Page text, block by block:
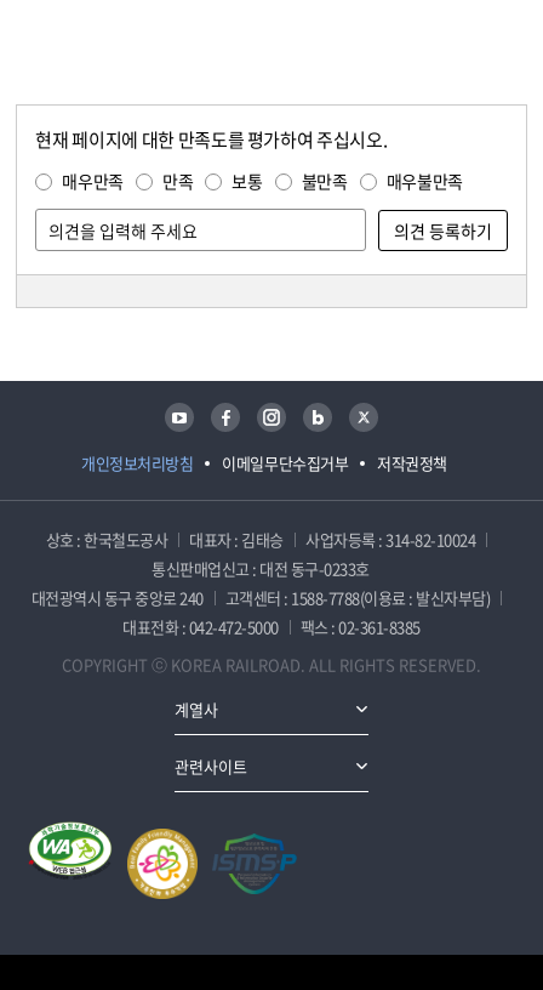
현재 페이지에 대한 만족도를 평가하여 주십시오.
매우만족 만족 보통 불만족 매우불만족
개인정보처리방침 이메일무단수집거부 저작권정책
유튜브 페이스북 인스타그램 블로그 트위터
상호 : 한국철도공사 대표자 : 김태승
사업자등록 : 314-82-10024
통신판매업신고 : 대전 동구-0233호
대전광역시 동구 중앙로 240
고객센터 : 1588-7788(이용료 : 발신자부담)
대표전화 : 042-472-5000
팩스 : 02-361-8385
COPYRIGHT ⓒ KOREA RAILROAD. ALL RIGHTS RESERVED.
계열사
관련사이트